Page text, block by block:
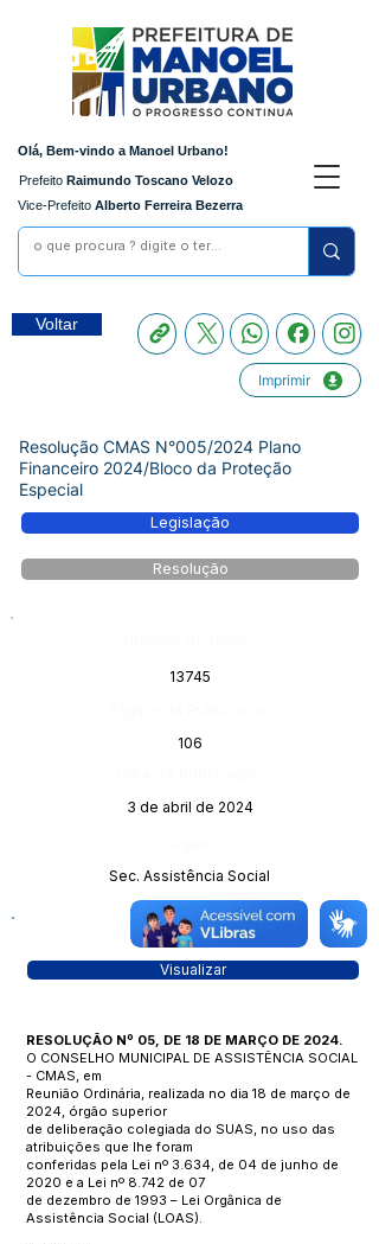
Olá, Bem-vindo a Manoel Urbano!
Prefeito Raimundo Toscano Velozo
Vice-Prefeito Alberto Ferreira Bezerra
Voltar
Imprimir
Resolução CMAS N°005/2024 Plano
Financeiro 2024/Bloco da Proteção
Especial
Legislação
Resolução
13745
106
3 de abril de 2024
Sec. Assistência Social
Visualizar
RESOLUÇÃO Nº 05, DE 18 DE MARÇO DE 2024.
O CONSELHO MUNICIPAL DE ASSISTÊNCIA SOCIAL
- CMAS, em
Reunião Ordinária, realizada no dia 18 de março de
2024, órgão superior
de deliberação colegiada do SUAS, no uso das
atribuições que lhe foram
conferidas pela Lei nº 3.634, de 04 de junho de
2020 e a Lei nº 8.742 de 07
de dezembro de 1993 – Lei Orgânica de
Assistência Social (LOAS).